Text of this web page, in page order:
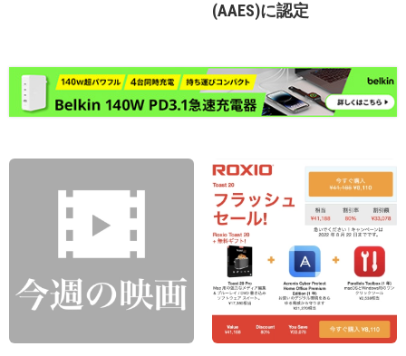
(AAES)に認定